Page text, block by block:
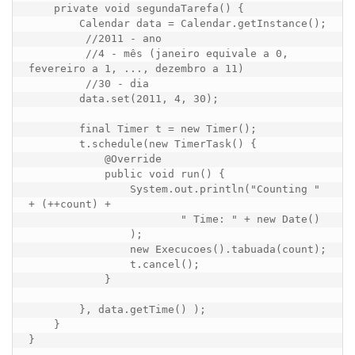
fevereiro a 1, ..., dezembro a 11)
+ (++count) +
}